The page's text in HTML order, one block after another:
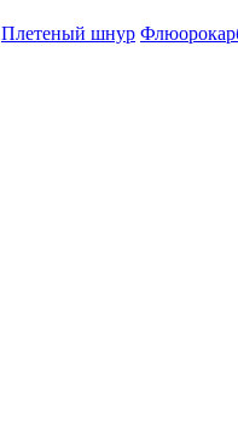
Плетеный шнур